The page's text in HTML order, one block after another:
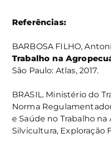
Referências:
BARBOSA FILHO,
Trabalho na
São Paulo: Atlas, 2017.
BRASIL. Ministério do
Norma
e Saúde no Trabalho
Silvicultura, Exploração